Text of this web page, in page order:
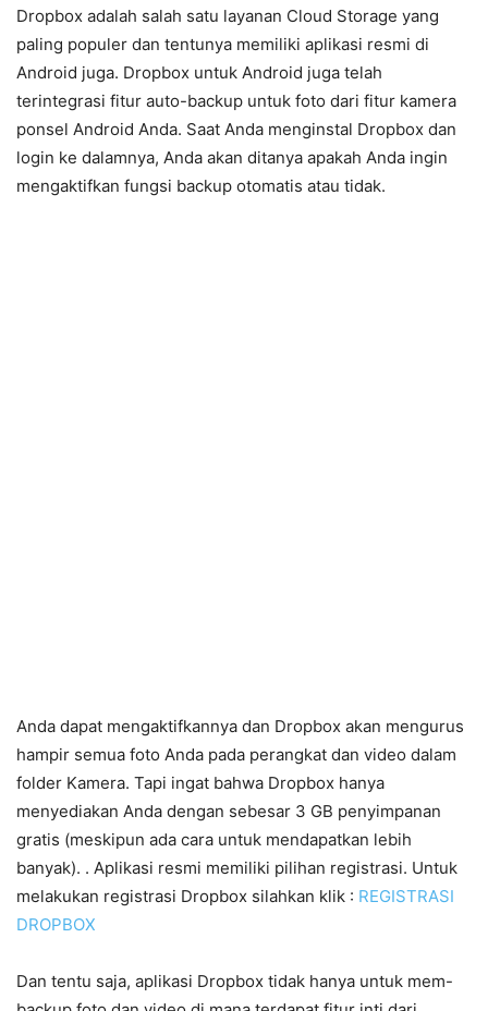
Dropbox adalah salah satu layanan Cloud Storage yang
paling populer dan tentunya memiliki aplikasi resmi di
Android juga. Dropbox untuk Android juga telah
terintegrasi fitur auto-backup untuk foto dari fitur kamera
ponsel Android Anda. Saat Anda menginstal Dropbox dan
login ke dalamnya, Anda akan ditanya apakah Anda ingin
mengaktifkan fungsi backup otomatis atau tidak.
Anda dapat mengaktifkannya dan Dropbox akan mengurus
hampir semua foto Anda pada perangkat dan video dalam
folder Kamera. Tapi ingat bahwa Dropbox hanya
menyediakan Anda dengan sebesar 3 GB penyimpanan
gratis (meskipun ada cara untuk mendapatkan lebih
banyak). . Aplikasi resmi memiliki pilihan registrasi. Untuk
melakukan registrasi Dropbox silahkan klik : REGISTRASI
DROPBOX
Dan tentu saja, aplikasi Dropbox tidak hanya untuk mem-